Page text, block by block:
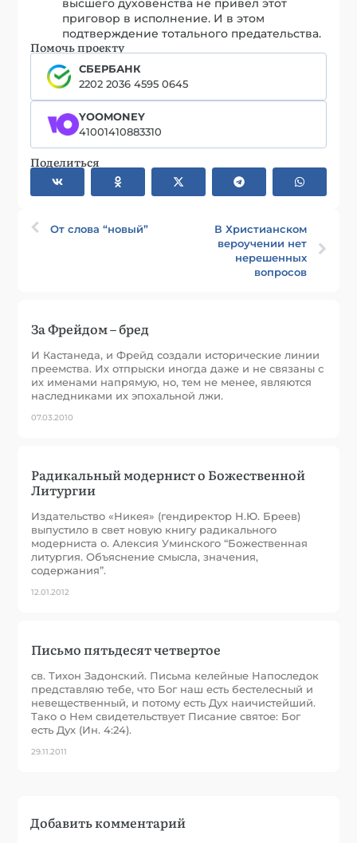
высшего духовенства не привел этот
приговор в исполнение. И в этом
подтверждение тотального предательства.
Помочь проекту
СБЕРБАНК
2202 2036 4595 0645
YOOMONEY
41001410883310
Поделиться
От слова “новый”
В Христианском
вероучении нет
нерешенных
вопросов
За Фрейдом – бред
И Кастанеда, и Фрейд создали исторические линии
преемства. Их отпрыски иногда даже и не связаны с
их именами напрямую, но, тем не менее, являются
наследниками их эпохальной лжи.
07.03.2010
Радикальный модернист о Божественной
Литургии
Издательство «Никея» (гендиректор Н.Ю. Бреев)
выпустило в свет новую книгу радикального
модерниста о. Алексия Уминского “Божественная
литургия. Объяснение смысла, значения,
содержания”.
12.01.2012
Письмо пятьдесят четвертое
св. Тихон Задонский. Письма келейные Напоследок
представляю тебе, что Бог наш есть бестелесный и
невещественный, и потому есть Дух наичистейший.
Тако о Нем свидетельствует Писание святое: Бог
есть Дух (Ин. 4:24).
29.11.2011
Добавить комментарий